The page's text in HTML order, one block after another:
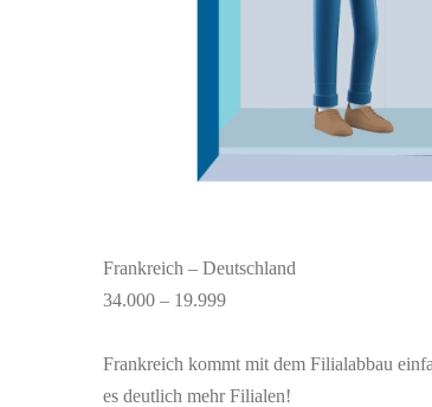
Frankreich – Deutschland
34.000 – 19.999
Frankreich kommt mit dem Filialabbau
es deutlich mehr Filialen!